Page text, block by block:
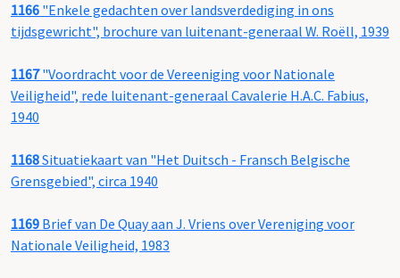
1166 "Enkele gedachten over landsverdediging in ons
tijdsgewricht", brochure van luitenant-generaal W. Roëll, 1939
1167"Voordracht voor de Vereeniging voor Nationale
Veiligheid", rede luitenant-generaal Cavalerie H.A.C. Fabius,
1940
1168Situatiekaart van "Het Duitsch - Fransch Belgische
Grensgebied", circa 1940
1169 Brief van De Quay aan J. Vriens over Vereniging voor
Nationale Veiligheid, 1983